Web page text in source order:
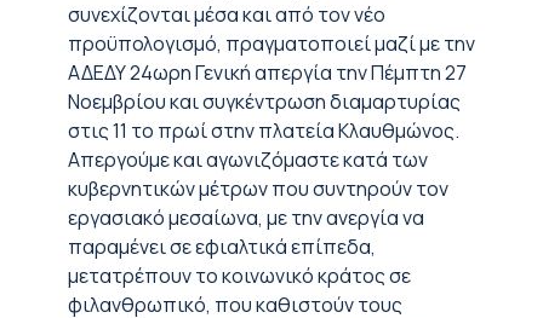
συνεχίζονται μέσα και από τον νέο
προϋπολογισμό, πραγματοποιεί μαζί με την
ΑΔΕΔΥ 24ωρη Γενική απεργία την Πέμπτη 27
Νοεμβρίου και συγκέντρωση διαμαρτυρίας
στις 11 το πρωί στην πλατεία Κλαυθμώνος.
Απεργούμε και αγωνιζόμαστε κατά των
κυβερνητικών μέτρων που συντηρούν τον
εργασιακό μεσαίωνα, με την ανεργία να
παραμένει σε εφιαλτικά επίπεδα,
μετατρέπουν το κοινωνικό κράτος σε
φιλανθρωπικό, που καθιστούν τους